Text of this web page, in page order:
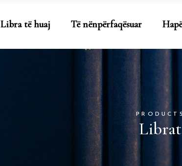
Libra të huaj Të nënpërfaqësuar
PRODUCTS
Librat